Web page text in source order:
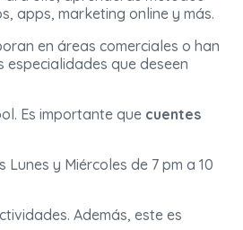
apps, marketing online y más.
en áreas comerciales o han
que deseen
Es importante que cuentes
y Miércoles de 7 pm a 10
Además, este es